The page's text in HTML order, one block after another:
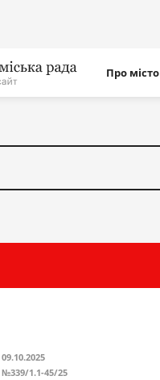
сайту
Про місто
09.10.2025
№339/1.1-45/25